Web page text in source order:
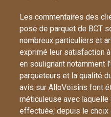
Les commentaires des
pose de parquet de BCT
nombreux particuliers et
exprimé leur satisfaction
en soulignant notamment
parqueteurs et la qualité
avis sur AlloVoisins font
méticuleuse avec laquelle
effectuée; depuis le